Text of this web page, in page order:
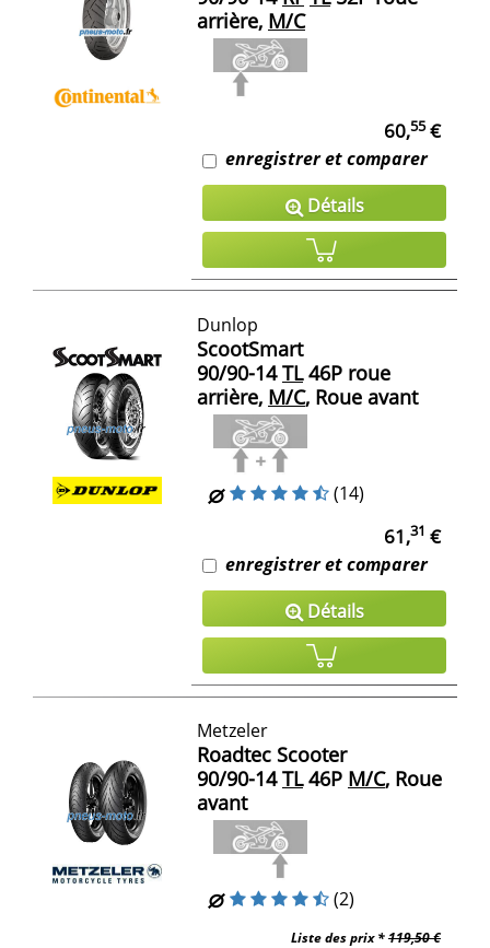
arrière, M/C
60,55€
enregistrer et comparer
Détails
Dunlop
ScootSmart
90/90-14 TL46P roue
arrière, M/C, Roue avant
(14)
61,31 €
enregistrer et comparer
Détails
Metzeler
Roadtec Scooter
90/90-14 TL46P M/C, Roue
avant
(2)
Liste des prix *119,50 €